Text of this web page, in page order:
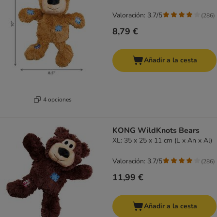
4 opciones
8,79 €
Valoración: 3.7/5 (286)
Añadir a la cesta
KONG WildKnots Bears
XL: 35 x 25 x 11 cm (L x An x Al)
11,99 €
Valoración: 3.7/5 (286)
Añadir a la cesta